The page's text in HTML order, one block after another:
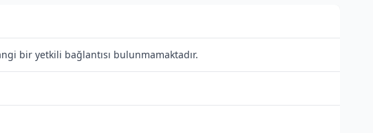
bir yetkili bağlantısı bulunmamaktadır.